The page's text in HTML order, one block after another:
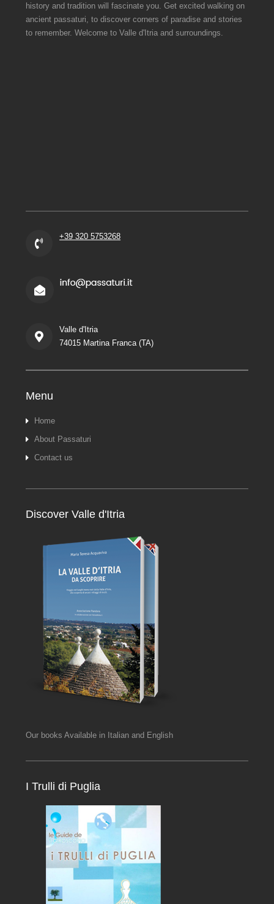
history and tradition will fascinate you. Get excited walking on
ancient passaturi, to discover corners of paradise and stories
to remember. Welcome to Valle d'Itria and surroundings.
+39 320 5753268
Valle d'Itria
74015 Martina Franca (TA)
Menu
Home
About Passaturi
Contact us
Discover Valle d'Itria
Our books Available in Italian and English
I Trulli di Puglia